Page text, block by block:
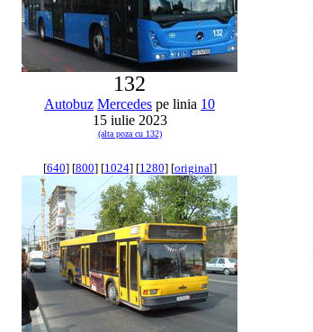
132
Autobuz Mercedes pe linia 10
15 iulie 2023
(alta poza cu 132)
[640] [800] [1024] [1280] [original]